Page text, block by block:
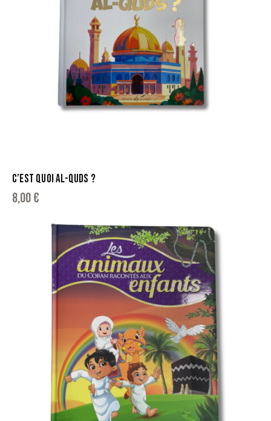
C’EST QUOI AL-QUDS ?
8,00€